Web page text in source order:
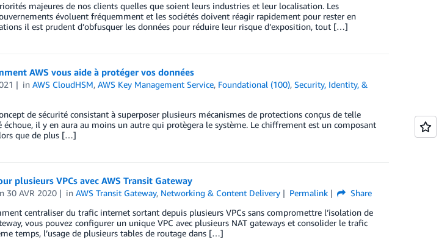
majeures de nos clients quelles que soient leurs industries et leur localisation. Les
évoluent fréquemment et les sociétés doivent réagir rapidement pour rester en
il est prudent d’obfusquer les données pour réduire leur risque d’exposition, tout […]
AWS vous aide à protéger vos données
inAWS CloudHSM,AWS Key Management Service, Foundational (100),Security, Identity, &
de sécurité consistant à superposer plusieurs mécanismes de protections conçus de telle
échoue, il y en aura au moins un autre qui protègera le système. Le chiffrement est un composant
que de plus […]
plusieurs VPCs avec AWS Transit Gateway
30 AVR 2020 inAWS Transit Gateway, Networking & Content Delivery Permalink
Share
centraliser du trafic internet sortant depuis plusieurs VPCs sans compromettre l’isolation de
vous pouvez configurer un unique VPC avec plusieurs NAT gateways et consolider le trafic
temps, l’usage de plusieurs tables de routage dans […]